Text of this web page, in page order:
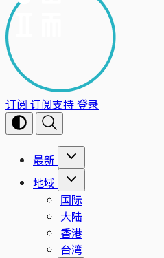
订阅 订阅支持登录
最新
地域
国际
大陆
香港
台湾